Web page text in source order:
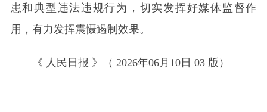
患和典型违法违规行为，切实发挥好媒体监督作
用，有力发挥震慑遏制效果。
《 人民日报 》（ 2026年06月10日 03 版）